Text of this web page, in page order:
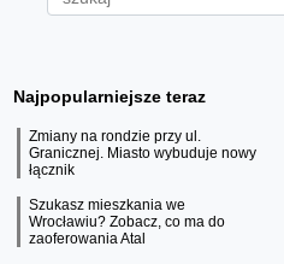
Najpopularniejsze teraz
Zmiany na rondzie przy ul.
Granicznej. Miasto wybuduje nowy
łącznik
Szukasz mieszkania we
Wrocławiu? Zobacz, co ma do
zaoferowania Atal